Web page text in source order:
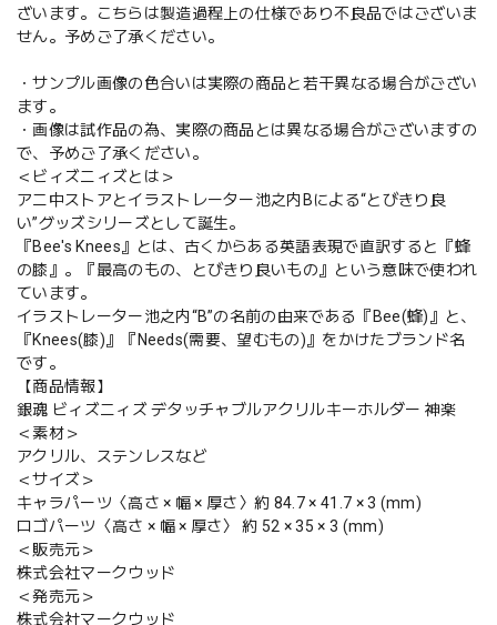
ざいます。こちらは製造過程上の仕様であり不良品ではございま
せん。予めご了承ください。
・サンプル画像の色合いは実際の商品と若干異なる場合がござい
ます。
・画像は試作品の為、実際の商品とは異なる場合がございますの
で、予めご了承ください。
＜ビィズニィズとは＞
アニ中ストアとイラストレーター池之内Bによる“とびきり良
い”グッズシリーズとして誕生。
『Bee's Knees』とは、古くからある英語表現で直訳すると『蜂
の膝』。『最高のもの、とびきり良いもの』という意味で使われ
ています。
イラストレーター池之内“B”の名前の由来である『Bee(蜂)』と、
『Knees(膝)』『Needs(需要、望むもの)』をかけたブランド名
です。
【商品情報】
銀魂 ビィズニィズ デタッチャブルアクリルキーホルダー 神楽
＜素材＞
アクリル、ステンレスなど
＜サイズ＞
キャラパーツ〈高さ × 幅 × 厚さ〉約 84.7 × 41.7 × 3 (mm)
ロゴパーツ〈高さ × 幅 × 厚さ〉 約 52 × 35 × 3 (mm)
＜販売元＞
株式会社マークウッド
＜発売元＞
株式会社マークウッド